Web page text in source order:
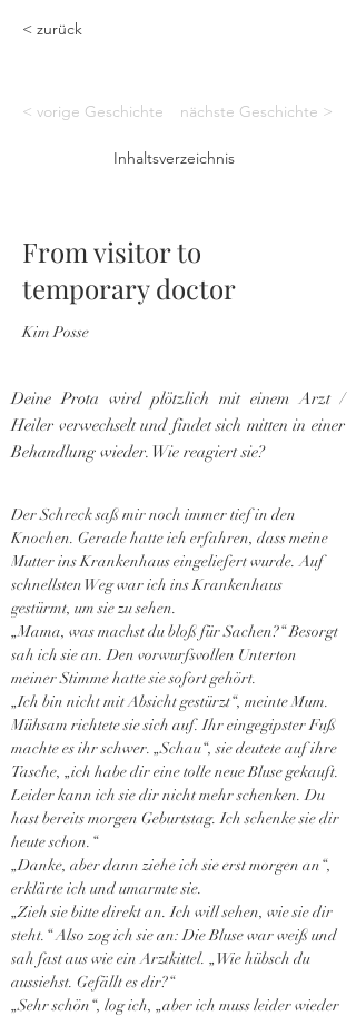
< zurück
< vorige Geschichte nächste Geschichte >
Inhaltsverzeichnis
From visitor to
temporary doctor
Kim Posse
Deine Prota wird plötzlich mit einem Arzt /
Heiler verwechselt und findet sich mitten in einer
Behandlung wieder. Wie reagiert sie?
Der Schreck saß mir noch immer tief in den
Knochen. Gerade hatte ich erfahren, dass meine
Mutter ins Krankenhaus eingeliefert wurde. Auf
schnellsten Weg war ich ins Krankenhaus
gestürmt, um sie zu sehen.
„Mama, was machst du bloß für Sachen?“ Besorgt
sah ich sie an. Den vorwurfsvollen Unterton
meiner Stimme hatte sie sofort gehört.
„Ich bin nicht mit Absicht gestürzt“, meinte Mum.
Mühsam richtete sie sich auf. Ihr eingegipster Fuß
machte es ihr schwer. „Schau“, sie deutete auf ihre
Tasche, „ich habe dir eine tolle neue Bluse gekauft.
Leider kann ich sie dir nicht mehr schenken. Du
hast bereits morgen Geburtstag. Ich schenke sie dir
heute schon.“
„Danke, aber dann ziehe ich sie erst morgen an“,
erklärte ich und umarmte sie.
„Zieh sie bitte direkt an. Ich will sehen, wie sie dir
steht.“ Also zog ich sie an: Die Bluse war weiß und
sah fast aus wie ein Arztkittel. „Wie hübsch du
aussiehst. Gefällt es dir?“
„Sehr schön“, log ich, „aber ich muss leider wieder